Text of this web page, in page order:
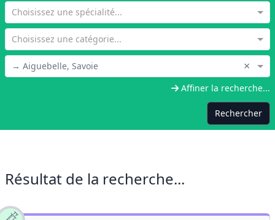
Choisissez une spécialité...
Choisissez une catégorie...
→ Aiguebelle, Savoie ×
Affiner la recherche...
Rechercher
Résultat de la recherche...